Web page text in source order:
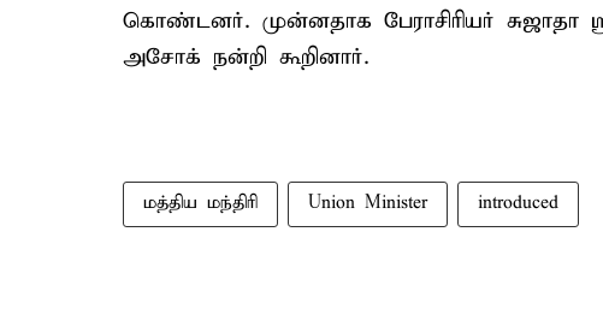
கொண்டனர். முன்னதாக பேராசிரியர் சுஜாதா
அசோக் நன்றி கூறினார்.
மத்திய மந்திரி Union Minister introduced